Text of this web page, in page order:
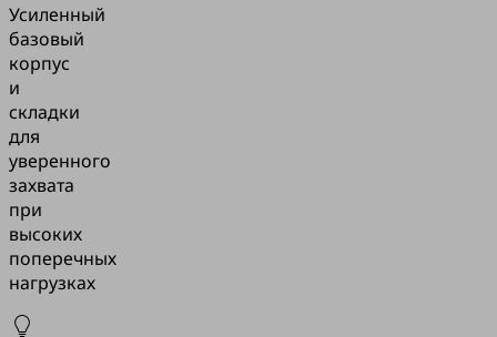
Усиленный
базовый
корпус
и
складки
для
уверенного
захвата
при
высоких
поперечных
нагрузках